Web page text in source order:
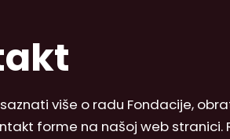
saznati više o radu Fondacije,
forme na našoj web